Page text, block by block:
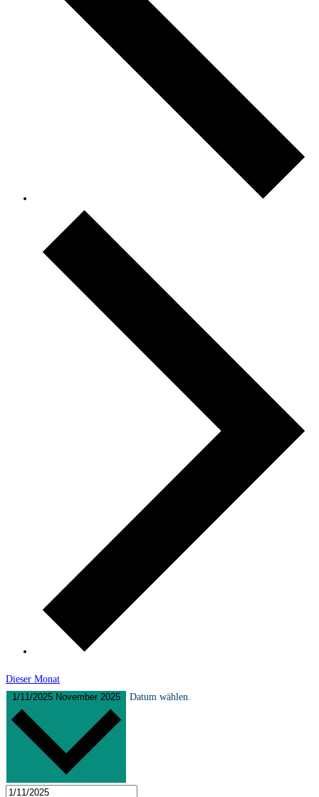
Dieser Monat
1/11/2025 November 2025 Datum wählen.